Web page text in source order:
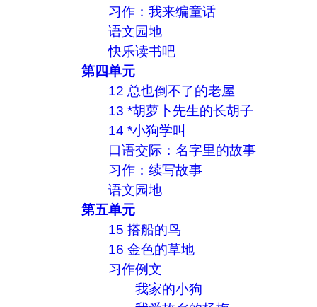
习作：我来编童话
语文园地
快乐读书吧
第四单元
12 总也倒不了的老屋
13 *胡萝卜先生的长胡子
14 *小狗学叫
口语交际：名字里的故事
习作：续写故事
语文园地
第五单元
15 搭船的鸟
16 金色的草地
习作例文
我家的小狗